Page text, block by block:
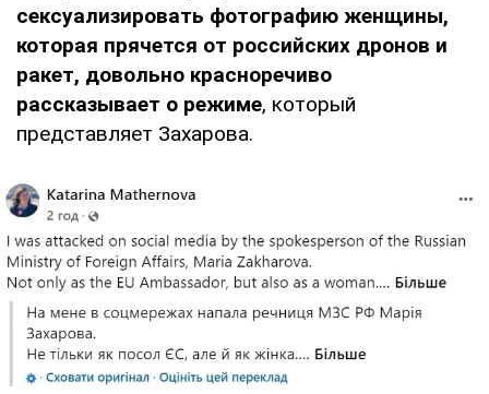
сексуализировать фотографию женщины,
которая прячется от российских дронов и
ракет, довольно красноречиво
рассказывает о режиме, который
представляет Захарова.